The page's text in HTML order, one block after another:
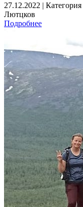
27.12.2022 | Категория
Лютцков
Подробнее